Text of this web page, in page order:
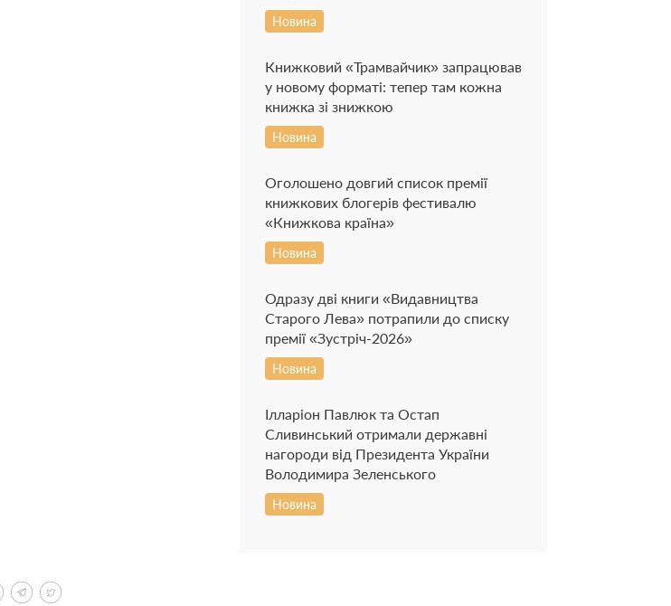
Новина
Книжковий «Трамвайчик» запрацював
у новому форматі: тепер там кожна
книжка зі знижкою
Новина
Оголошено довгий список премії
книжкових блогерів фестивалю
«Книжкова країна»
Новина
Одразу дві книги «Видавництва
Старого Лева» потрапили до списку
премії «Зустріч-2026»
Новина
Ілларіон Павлюк та Остап
Сливинський отримали державні
нагороди від Президента України
Володимира Зеленського
Новина